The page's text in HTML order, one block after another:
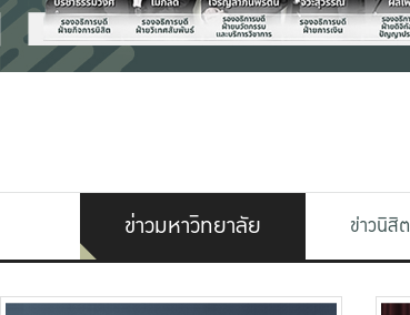
ข่าวมหาวิทยาลัย ข่าวนิสิต